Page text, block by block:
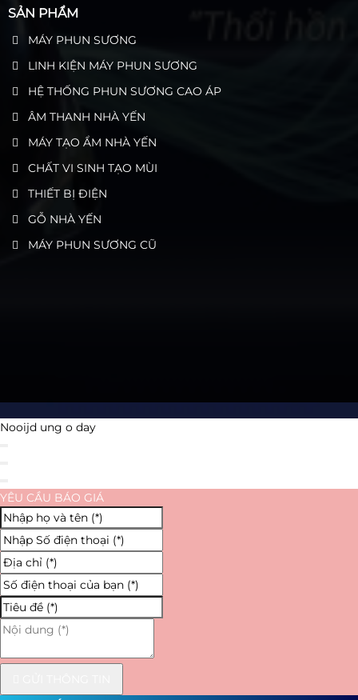
SẢN PHẨM
MÁY PHUN SƯƠNG
LINH KIỆN MÁY PHUN SƯƠNG
HỆ THỐNG PHUN SƯƠNG CAO ÁP
ÂM THANH NHÀ YẾN
MÁY TẠO ẨM NHÀ YẾN
CHẤT VI SINH TẠO MÙI
THIẾT BỊ ĐIỆN
GỖ NHÀ YẾN
MÁY PHUN SƯƠNG CŨ
Nooijd ung o day
YÊU CẦU BÁO GIÁ